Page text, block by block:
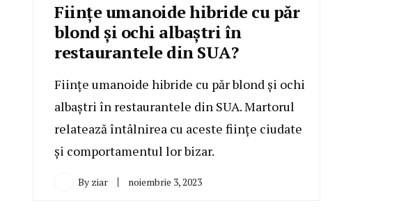
Fiinţe umanoide hibride cu păr
blond şi ochi albaştri în
restaurantele din SUA?
Ființe umanoide hibride cu păr blond și ochi
albaștri în restaurantele din SUA. Martorul
relatează întâlnirea cu aceste ființe ciudate
și comportamentul lor bizar.
By ziar noiembrie 3, 2023